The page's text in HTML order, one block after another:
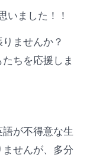
いました！！
りませんか？
ちを応援しま
が不得意な生
せんが、多分